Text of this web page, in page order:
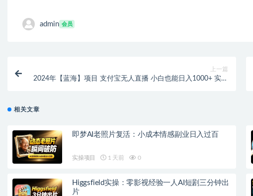
admin 会员
上一篇
2024年【蓝海】项目 支付宝无人直播 小白也能日入1000+ 实操
相关文章
即梦AI老照片复活：小成本情感副业日入过百
实操项目 1 天前 0
Higgsfield实操：零影视经验一人AI短剧三分钟出
片